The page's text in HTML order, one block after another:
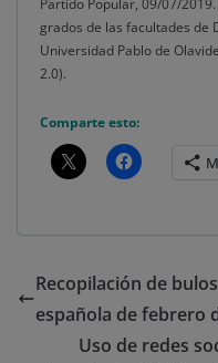
Partido Popular, 09/07/
grados de las facultades de
Universidad Pablo de
2.0).
Comparte esto:
Recopilación de
española de febrero
Uso de redes